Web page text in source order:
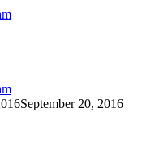
September 20, 2016